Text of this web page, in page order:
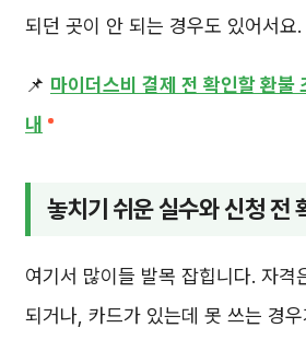
되던 곳이 안 되는 경우도 있어서요.
📌 마이더스비 결제 전 확인할 환불
내
놓치기 쉬운 실수와 신청 전
여기서 많이들 발목 잡힙니다. 자격
되거나, 카드가 있는데 못 쓰는 경